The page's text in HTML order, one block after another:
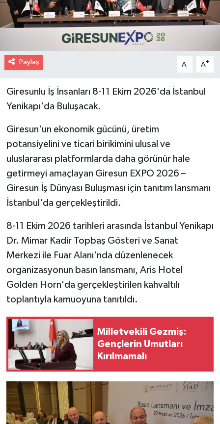
Paylaş A- A+
Giresunlu İş İnsanları 8-11 Ekim 2026'da İstanbul
Yenikapı'da Buluşacak.
Giresun'un ekonomik gücünü, üretim
potansiyelini ve ticari birikimini ulusal ve
uluslararası platformlarda daha görünür hale
getirmeyi amaçlayan Giresun EXPO 2026 –
Giresun İş Dünyası Buluşması için tanıtım lansmanı
İstanbul'da gerçekleştirildi.
8-11 Ekim 2026 tarihleri arasında İstanbul Yenikapı
Dr. Mimar Kadir Topbaş Gösteri ve Sanat
Merkezi ile Fuar Alanı'nda düzenlenecek
organizasyonun basın lansmanı, Aris Hotel
Golden Horn'da gerçekleştirilen kahvaltılı
toplantıyla kamuoyuna tanıtıldı.
Milletvekili Gezmiş:
Gençlerin Umutları
Kırılmamalı